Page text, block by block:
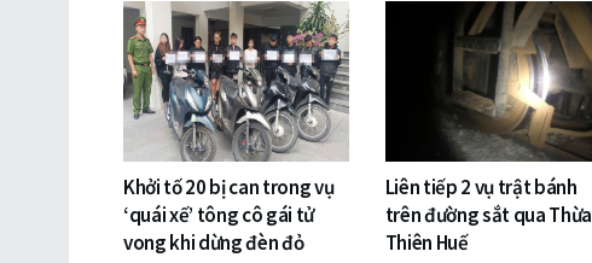
Khởi tố 20 bị can trong vụ
‘quái xế’ tông cô gái tử
vong khi dừng đèn đỏ
Liên tiếp 2 vụ trật bánh
trên đường sắt qua Thừa
Thiên Huế